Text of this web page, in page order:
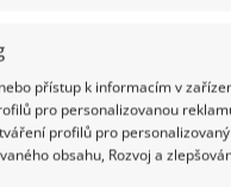
přístup k informacím v
pro personalizovanou
profilů pro
obsahu, Rozvoj a